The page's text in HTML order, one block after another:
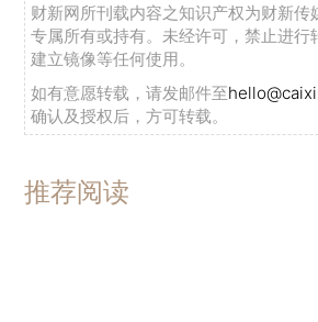
财新网所刊载内容之知识产权为财新传
专属所有或持有。未经许可，禁止进行
建立镜像等任何使用。
如有意愿转载，请发邮件至
确认及授权后，方可转载。
推荐阅读